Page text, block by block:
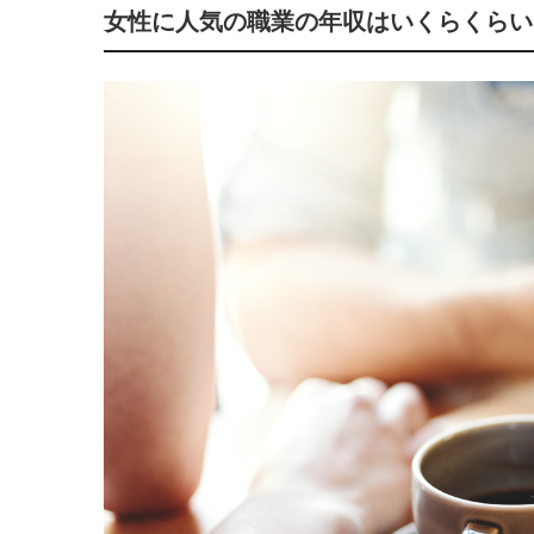
女性に人気の職業の年収はいくらくら